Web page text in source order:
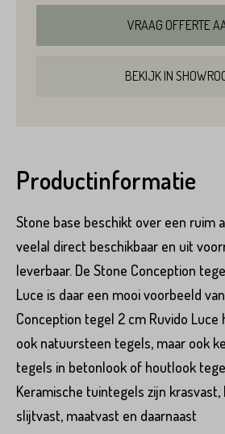
VRAAG OFFERTE
BEKIJK IN
Productinformatie
Stone base beschikt over een ruim
veelal direct beschikbaar en uit
leverbaar. De Stone Conception
Luce is daar een mooi voorbeeld
Conception tegel 2 cm Ruvido Luce
ook natuursteen tegels, maar ook
tegels in betonlook of houtlook
Keramische tuintegels zijn krasvast,
slijtvast, maatvast en daarnaast
Variant*
Voornaam*
Voornaam*
Achternaam*